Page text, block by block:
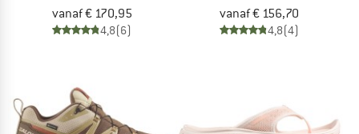
vanaf € 170,95
4,8(6)
vanaf € 156,70
4,8(4)